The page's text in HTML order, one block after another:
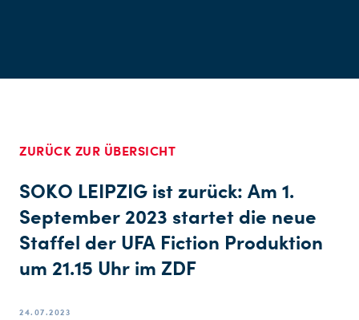
ZURÜCK ZUR ÜBERSICHT
SOKO LEIPZIG ist zurück: Am 1.
September 2023 startet die neue
Staffel der UFA Fiction Produktion
um 21.15 Uhr im ZDF
24.07.2023